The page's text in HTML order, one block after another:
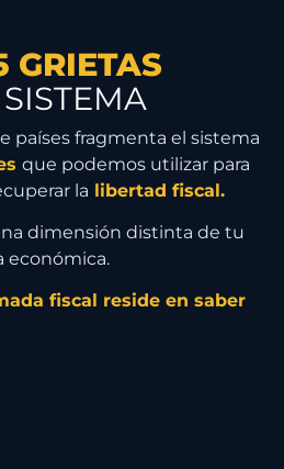
GRIETAS
países fragmenta el sistema
que podemos utilizar para
la libertad fiscal.
dimensión distinta de tu
económica.
fiscal reside en saber